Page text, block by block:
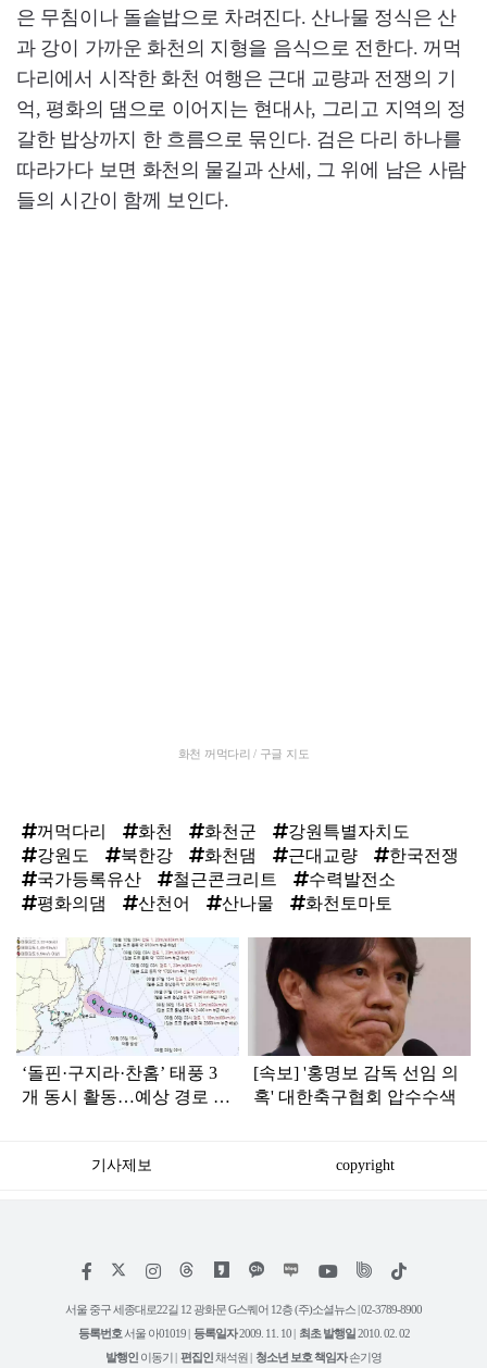
은 무침이나 돌솥밥으로 차려진다. 산나물 정식은 산
과 강이 가까운 화천의 지형을 음식으로 전한다. 꺼먹
다리에서 시작한 화천 여행은 근대 교량과 전쟁의 기
억, 평화의 댐으로 이어지는 현대사, 그리고 지역의 정
갈한 밥상까지 한 흐름으로 묶인다. 검은 다리 하나를
따라가다 보면 화천의 물길과 산세, 그 위에 남은 사람
들의 시간이 함께 보인다.
화천 꺼먹다리 / 구글 지도
꺼먹다리 화천 화천군
강원특별자치도
강원도
북한강 화천댐 근대교량
한국전쟁
국가등록유산
철근콘크리트
수력발전소
평화의댐
산천어 산나물 화천토마토
탑
라
인
‘돌핀·구지라·찬홈’ 태풍 3
개 동시 활동…예상 경로 보
[속보] '홍명보 감독 선임 의
혹' 대한축구협회 압수수색
기사제보 copyright
페
스
인
타
램
위
트
유
튜
틱
서울 중구 세종대로22길 12 광화문 G스퀘어 12층 (주)소셜뉴스 | 02-3789-8900
등록번호 서울 아01019 | 등록일자2009. 11. 10 | 최초 발행일2010. 02. 02
발행인 이동기 | 편집인채석원 | 청소년 보호 책임자손기영